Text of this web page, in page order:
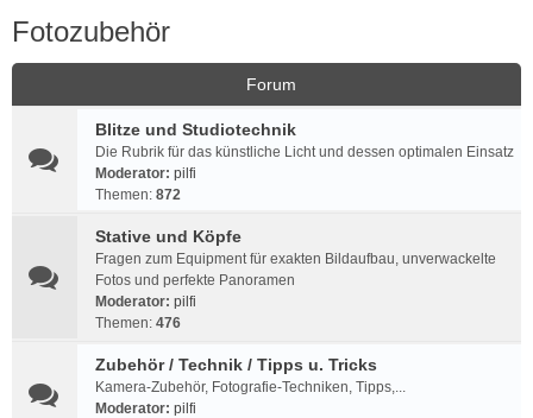
Fotozubehör
Forum
Blitze und Studiotechnik
Die Rubrik für das künstliche Licht und dessen optimalen Einsatz
Moderator: pilfi
Themen: 872
Stative und Köpfe
Fragen zum Equipment für exakten Bildaufbau, unverwackelte
Fotos und perfekte Panoramen
Moderator: pilfi
Themen: 476
Zubehör / Technik / Tipps u. Tricks
Kamera-Zubehör, Fotografie-Techniken, Tipps,...
Moderator: pilfi